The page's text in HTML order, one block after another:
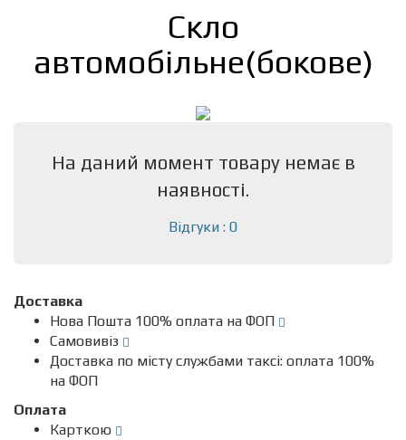
Скло
автомобільне(бокове)
На даний момент товару немає в
наявності.
Відгуки : 0
Доставка
Нова Пошта 100% оплата на ФОП
Самовивіз
Доставка по місту службами таксі: оплата 100%
на ФОП
Оплата
Карткою